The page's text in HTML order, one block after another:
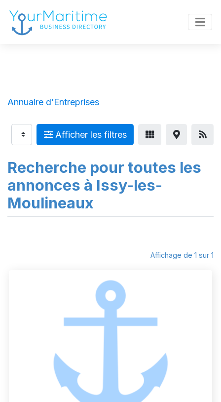
Annuaire d’Entreprises
Afficher les filtres
Recherche pour toutes les
annonces à Issy-les-
Moulineaux
Affichage de 1 sur 1